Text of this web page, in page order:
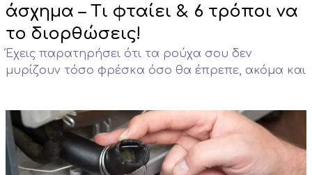
άσχημα – Τι φταίει & 6 τρόποι να
το διορθώσεις!
Έχεις παρατηρήσει ότι τα ρούχα σου δεν
μυρίζουν τόσο φρέσκα όσο θα έπρεπε, ακόμα και